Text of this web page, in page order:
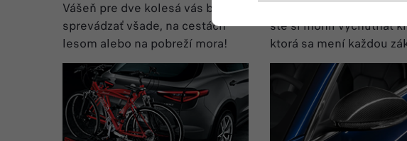
Vášeň pre dve kolesá vás bude
sprevádzať všade, na cestách
lesom alebo na pobreží mora!
Ľahké a mimoriadne
ste si mohli vychutnať
ktorá sa mení každou